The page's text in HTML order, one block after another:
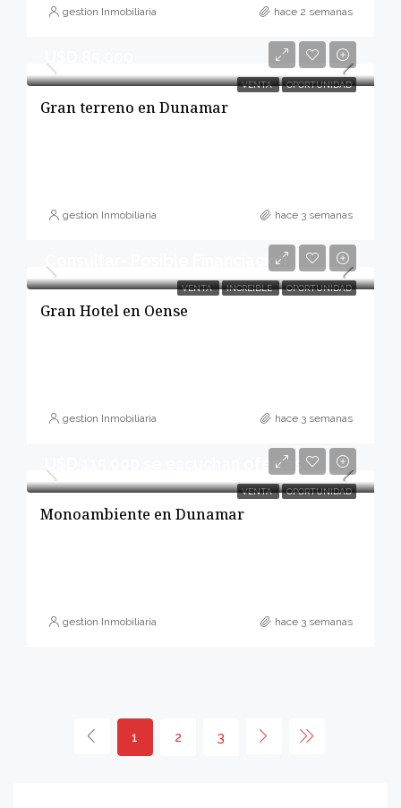
gestion Inmobiliaria hace 2 semanas
VENTA OPORTUNIDAD
Gran terreno en Dunamar
gestion Inmobiliaria hace 3 semanas
VENTA INCREIBLE OPORTUNIDAD
Consultar- Posible Financiacion
Gran Hotel en Oense
gestion Inmobiliaria hace 3 semanas
VENTA OPORTUNIDAD
U$D 115.000 se escuchan ofertas
Monoambiente en Dunamar
gestion Inmobiliaria hace 3 semanas
1 2 3